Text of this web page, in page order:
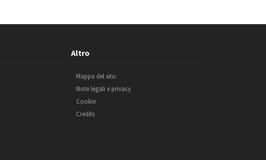
Altro
Mappa del sito
Note legali e privacy
Cookie
Credits